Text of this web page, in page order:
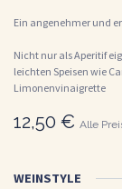
Ein angenehmer und
Nicht nur als Aperitif
leichten Speisen wie
Limonenvinaigrette
12,50 € Alle
WEINSTYLE